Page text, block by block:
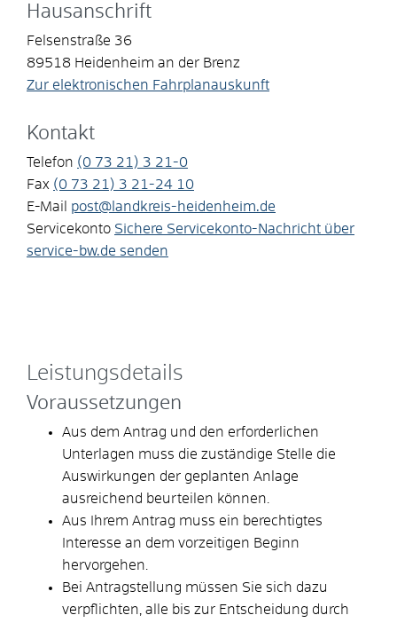
Hausanschrift
Felsenstraße 36
89518 Heidenheim an der Brenz
Zur elektronischen Fahrplanauskunft
Kontakt
Telefon (0 73 21) 3 21-0
Fax (0 73 21) 3 21-24 10
E-Mail
post@landkreis-heidenheim.de
Servicekonto Sichere Servicekonto-Nachricht über
service-bw.de senden
Leistungsdetails
Voraussetzungen
Aus dem Antrag und den erforderlichen
Unterlagen muss die zuständige Stelle die
Auswirkungen der geplanten Anlage
ausreichend beurteilen können.
Aus Ihrem Antrag muss ein berechtigtes
Interesse an dem vorzeitigen Beginn
hervorgehen.
Bei Antragstellung müssen Sie sich dazu
verpflichten, alle bis zur Entscheidung durch